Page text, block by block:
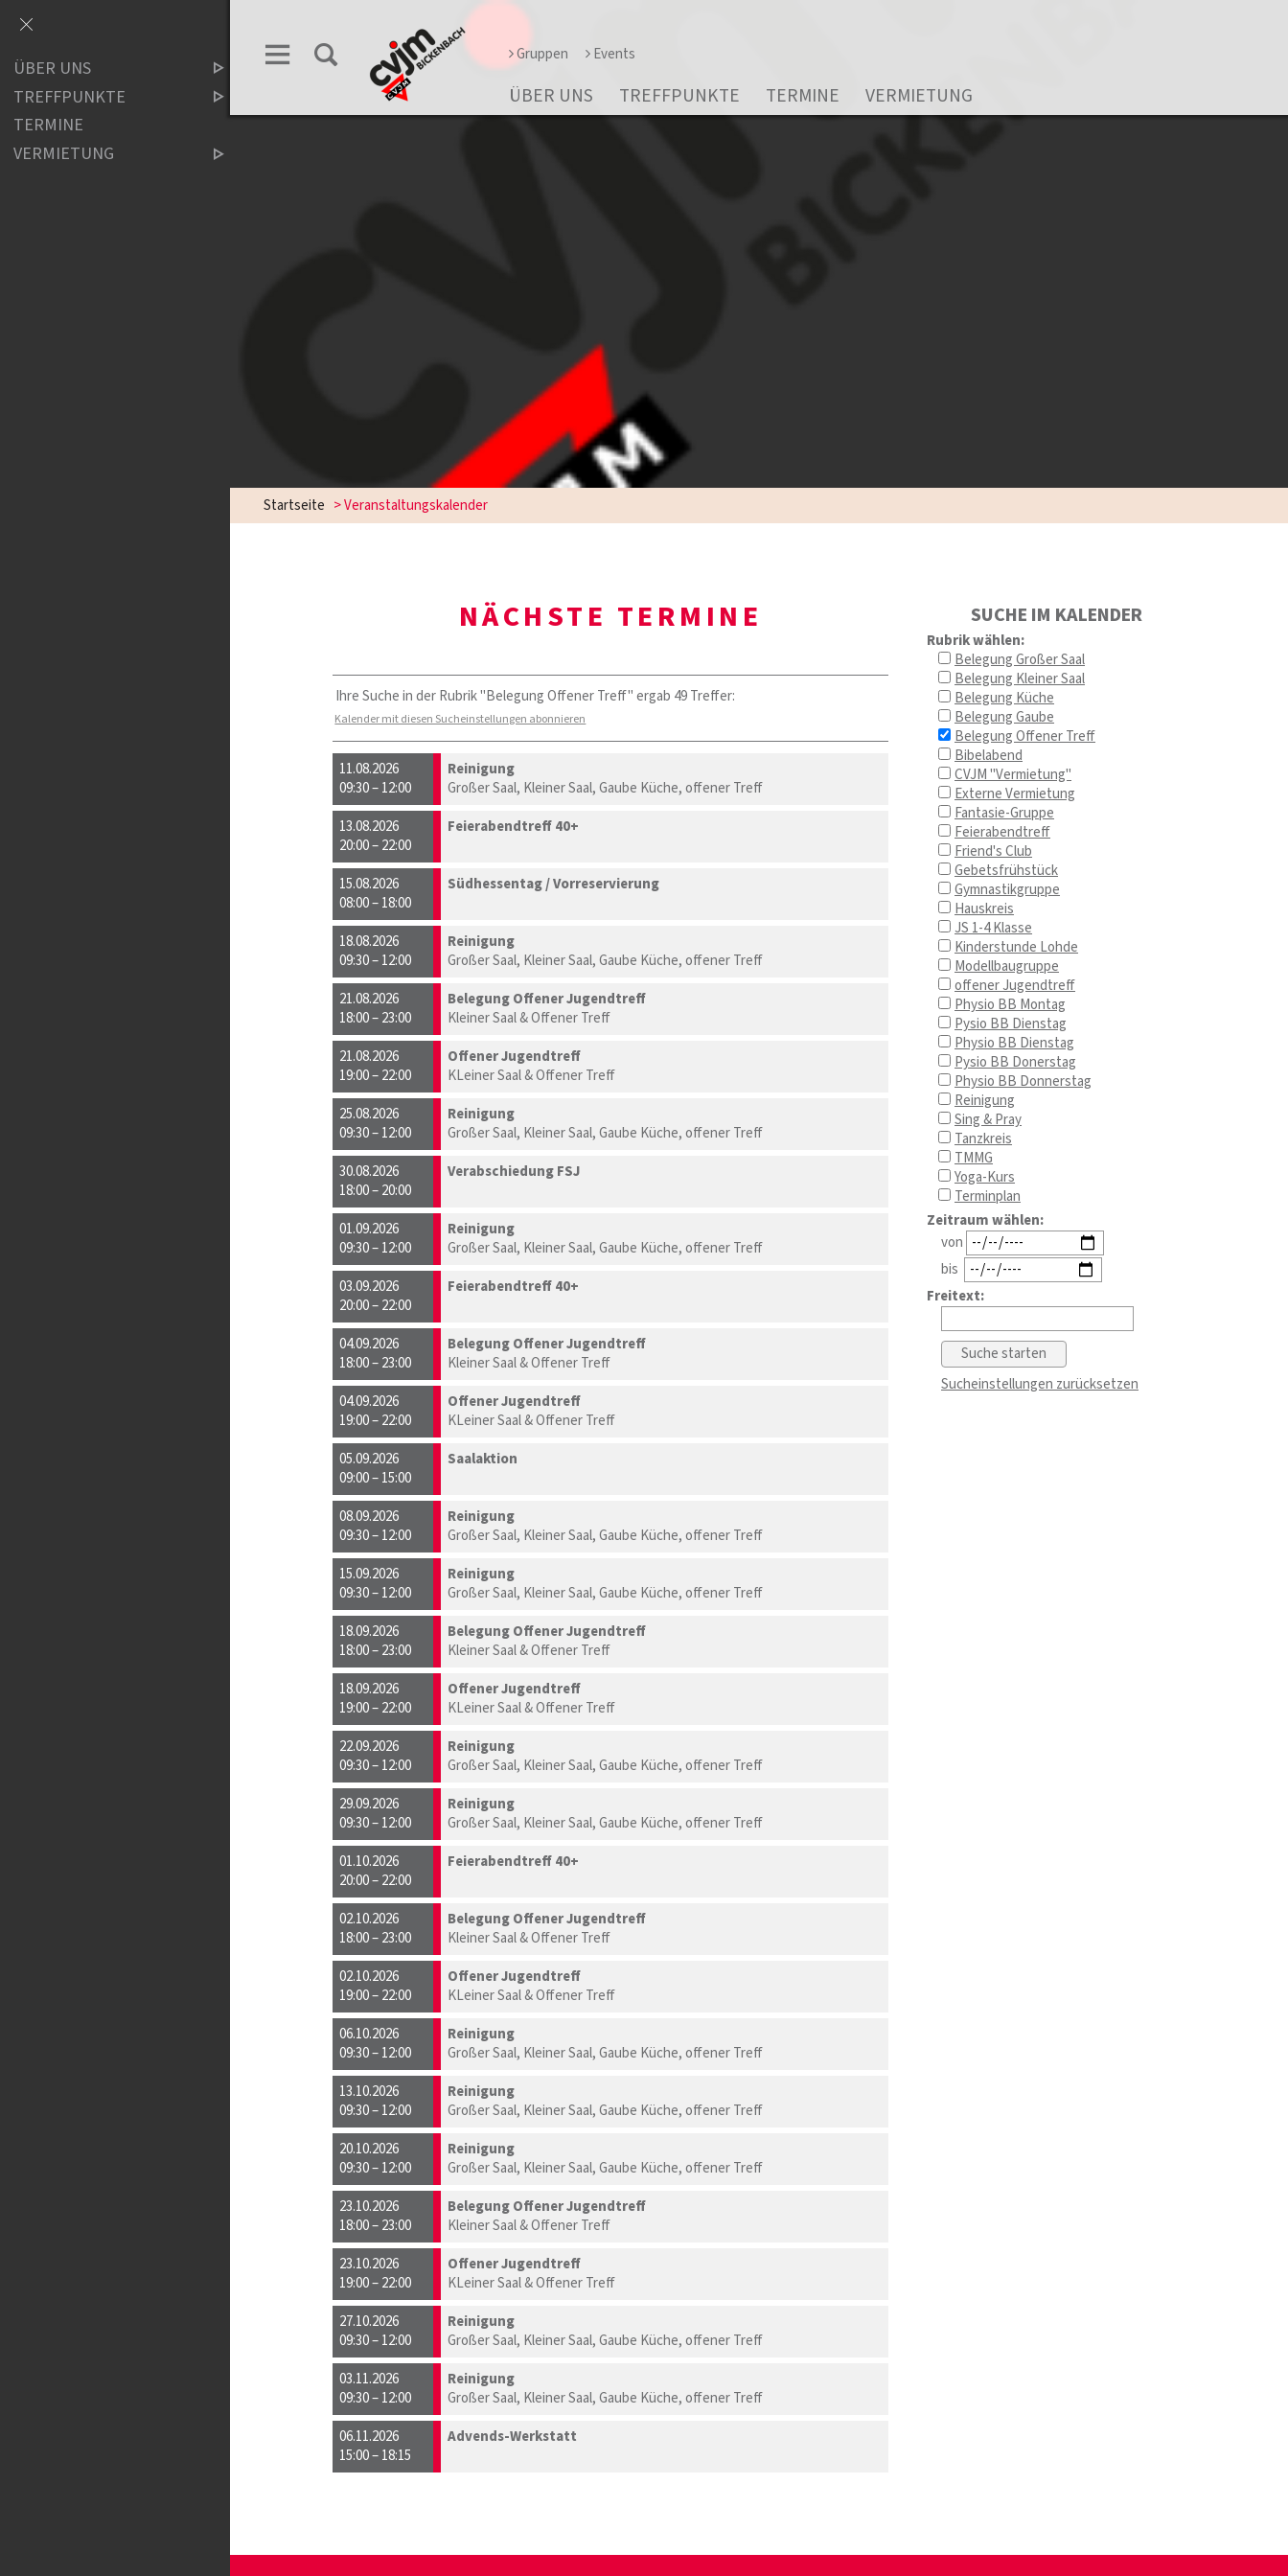
Gruppen Events
ÜBER UNS TREFFPUNKTE TERMINE VERMIETUNG
Startseite > Veranstaltungskalender
NÄCHSTE TERMINE SUCHE IM KALENDER
Rubrik wählen:
Belegung Großer Saal
Belegung Kleiner Saal
Belegung Küche
Belegung Gaube
Belegung Offener Treff
Bibelabend
CVJM "Vermietung"
Externe Vermietung
Fantasie-Gruppe
Feierabendtreff
Friend's Club
Gebetsfrühstück
Gymnastikgruppe
Hauskreis
JS 1-4 Klasse
Kinderstunde Lohde
Modellbaugruppe
offener Jugendtreff
Physio BB Montag
Pysio BB Dienstag
Physio BB Dienstag
Pysio BB Donerstag
Physio BB Donnerstag
Reinigung
Sing & Pray
Tanzkreis
TMMG
Yoga-Kurs
Terminplan
Zeitraum wählen:
von
bis
Freitext:
Sucheinstellungen zurücksetzen
Ihre Suche in der Rubrik "Belegung Offener Treff" ergab 49 Treffer:
Kalender mit diesen Sucheinstellungen abonnieren
11.08.2026
09:30 – 12:00
Reinigung
Großer Saal, Kleiner Saal, Gaube Küche, offener Treff
13.08.2026
20:00 – 22:00
Feierabendtreff 40+
15.08.2026
08:00 – 18:00
Südhessentag / Vorreservierung
18.08.2026
09:30 – 12:00
Reinigung
Großer Saal, Kleiner Saal, Gaube Küche, offener Treff
21.08.2026
18:00 – 23:00
Belegung Offener Jugendtreff
Kleiner Saal & Offener Treff
21.08.2026
19:00 – 22:00
Offener Jugendtreff
KLeiner Saal & Offener Treff
25.08.2026
09:30 – 12:00
Reinigung
Großer Saal, Kleiner Saal, Gaube Küche, offener Treff
30.08.2026
18:00 – 20:00
Verabschiedung FSJ
01.09.2026
09:30 – 12:00
Reinigung
Großer Saal, Kleiner Saal, Gaube Küche, offener Treff
03.09.2026
20:00 – 22:00
Feierabendtreff 40+
04.09.2026
18:00 – 23:00
Belegung Offener Jugendtreff
Kleiner Saal & Offener Treff
04.09.2026
19:00 – 22:00
Offener Jugendtreff
KLeiner Saal & Offener Treff
05.09.2026
09:00 – 15:00
Saalaktion
08.09.2026
09:30 – 12:00
Reinigung
Großer Saal, Kleiner Saal, Gaube Küche, offener Treff
15.09.2026
09:30 – 12:00
Reinigung
Großer Saal, Kleiner Saal, Gaube Küche, offener Treff
18.09.2026
18:00 – 23:00
Belegung Offener Jugendtreff
Kleiner Saal & Offener Treff
18.09.2026
19:00 – 22:00
Offener Jugendtreff
KLeiner Saal & Offener Treff
22.09.2026
09:30 – 12:00
Reinigung
Großer Saal, Kleiner Saal, Gaube Küche, offener Treff
29.09.2026
09:30 – 12:00
Reinigung
Großer Saal, Kleiner Saal, Gaube Küche, offener Treff
01.10.2026
20:00 – 22:00
Feierabendtreff 40+
02.10.2026
18:00 – 23:00
Belegung Offener Jugendtreff
Kleiner Saal & Offener Treff
02.10.2026
19:00 – 22:00
Offener Jugendtreff
KLeiner Saal & Offener Treff
06.10.2026
09:30 – 12:00
Reinigung
Großer Saal, Kleiner Saal, Gaube Küche, offener Treff
13.10.2026
09:30 – 12:00
Reinigung
Großer Saal, Kleiner Saal, Gaube Küche, offener Treff
20.10.2026
09:30 – 12:00
Reinigung
Großer Saal, Kleiner Saal, Gaube Küche, offener Treff
23.10.2026
18:00 – 23:00
Belegung Offener Jugendtreff
Kleiner Saal & Offener Treff
23.10.2026
19:00 – 22:00
Offener Jugendtreff
KLeiner Saal & Offener Treff
27.10.2026
09:30 – 12:00
Reinigung
Großer Saal, Kleiner Saal, Gaube Küche, offener Treff
03.11.2026
09:30 – 12:00
Reinigung
Großer Saal, Kleiner Saal, Gaube Küche, offener Treff
06.11.2026
15:00 – 18:15
Advends-Werkstatt
ÜBER UNS
TREFFPUNKTE
TERMINE
VERMIETUNG